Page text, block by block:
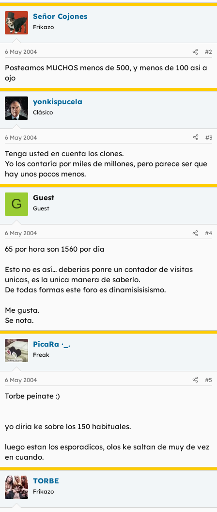
Señor Cojones
Frikazo
6 May 2004 #2
Posteamos MUCHOS menos de 500, y menos de 100 asi a
ojo
yonkispucela
Clásico
6 May 2004 #3
Tenga usted en cuenta los clones.
Yo los contaría por miles de millones, pero parece ser que
hay unos pocos menos.
G Guest
Guest
6 May 2004 #4
65 por hora son 1560 por dia
Esto no es así... deberias ponre un contador de visitas
unicas, es la unica manera de saberlo.
De todas formas este foro es dinamisisisismo.
Me gusta.
Se nota.
PicaRa ·_.
Freak
6 May 2004 #5
Torbe peinate :)
yo diria ke sobre los 150 habituales.
luego estan los esporadicos, olos ke saltan de muy de vez
en cuando.
TORBE
Frikazo